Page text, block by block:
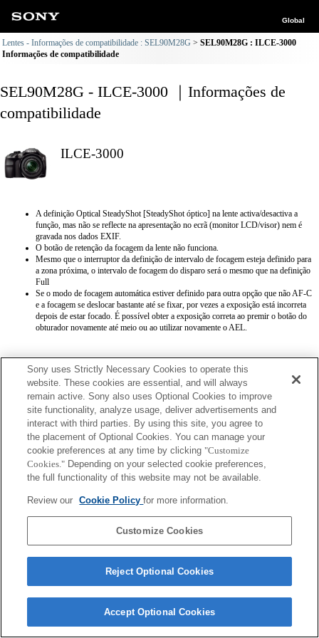
Global
Lentes - Informações de compatibilidade : SEL90M28G
SEL90M28G : ILCE-3000
Informações de compatibilidade
SEL90M28G - ILCE-3000 ｜Informações de
compatibilidade
ILCE-3000
A definição Optical SteadyShot [SteadyShot óptico] na lente activa/desactiva a
função, mas não se reflecte na apresentação no ecrã (monitor LCD/visor) nem é
gravada nos dados EXIF.
O botão de retenção da focagem da lente não funciona.
Mesmo que o interruptor da definição de intervalo de focagem esteja definido para
a zona próxima, o intervalo de focagem do disparo será o mesmo que na definição
Full
Se o modo de focagem automática estiver definido para outra opção que não AF-C
e a focagem se deslocar bastante até se fixar, por vezes a exposição está incorreta
depois de estar focado. É possível obter a exposição correta ao premir o botão do
obturador novamente até meio ou ao utilizar novamente o AEL.
Terms of Use Contact Us
Copyright 2026 Sony Corporation
Sony uses Strictly Necessary Cookies to operate this
website. These cookies are essential, and will always
remain active. Sony also uses Optional Cookies to improve
site functionality, analyze usage, deliver advertisements and
interact with third parties. By using this site, you agree to
the placement of Optional Cookies. You can manage your
cookie preferences at any time by clicking "Customize
Cookies." Depending on your selected cookie preferences,
the full functionality of this website may not be available.
Review our Cookie Policyfor more information.
Customize Cookies
Reject Optional Cookies
Accept Optional Cookies